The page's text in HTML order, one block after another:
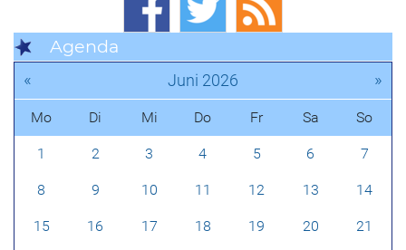
Agenda
« Juni 2026 »
Mo Di Mi Do Fr Sa So
1 2 3 4 5 6 7
8 9 10 11 12 13 14
15 16 17 18 19 20 21